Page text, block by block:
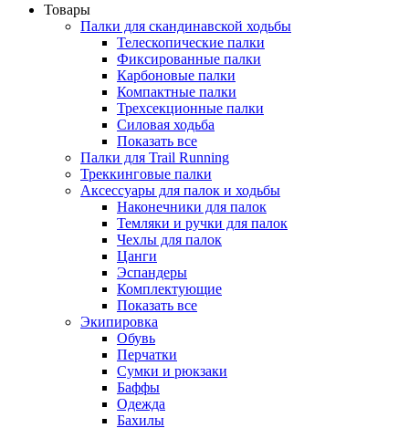
Товары
Палки для скандинавской ходьбы
Телескопические палки
Фиксированные палки
Карбоновые палки
Компактные палки
Трехсекционные палки
Силовая ходьба
Показать все
Палки для Trail Running
Треккинговые палки
Аксессуары для палок и ходьбы
Наконечники для палок
Темляки и ручки для палок
Чехлы для палок
Цанги
Эспандеры
Комплектующие
Показать все
Экипировка
Обувь
Перчатки
Сумки и рюкзаки
Баффы
Одежда
Бахилы